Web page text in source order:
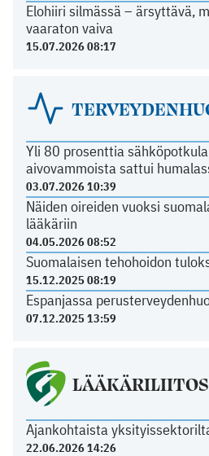
Elohiiri silmässä – ärsyttävä,
vaaraton vaiva
15.07.2026 08:17
Yli 80 prosenttia
aivovammoista sattui
03.07.2026 10:39
Näiden oireiden vuoksi
lääkäriin
04.05.2026 08:52
Suomalaisen tehohoidon
15.12.2025 08:19
Espanjassa
07.12.2025 13:59
Ajankohtaista
22.06.2026 14:26